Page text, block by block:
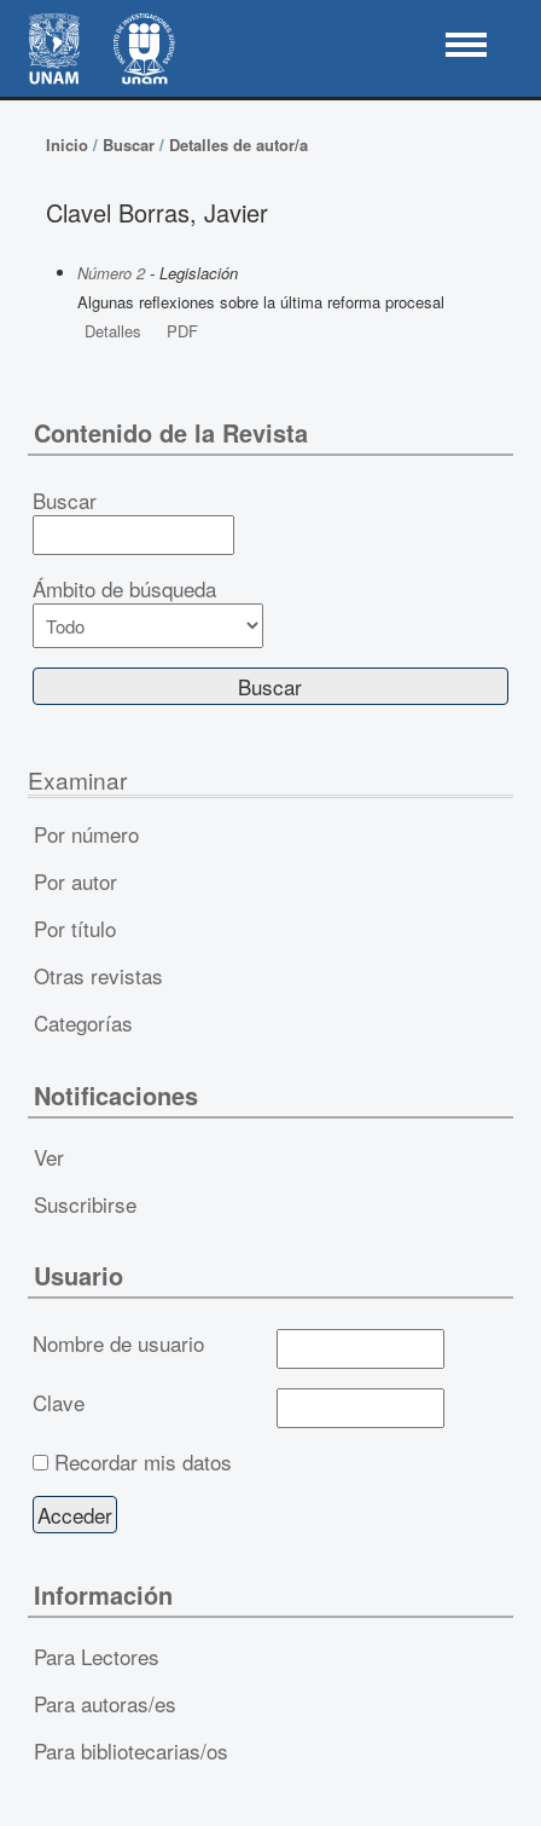
Inicio/ Buscar/ Detalles de autor/a
Clavel Borras, Javier
Número 2- Legislación
Algunas reflexiones sobre la última reforma procesal
Detalles
PDF
Contenido de la Revista
Buscar
Ámbito de búsqueda
Examinar
Por número
Por autor
Por título
Otras revistas
Categorías
Notificaciones
Ver
Suscribirse
Usuario
Nombre de usuario
Clave
Recordar mis datos
Información
Para Lectores
Para autoras/es
Para bibliotecarias/os